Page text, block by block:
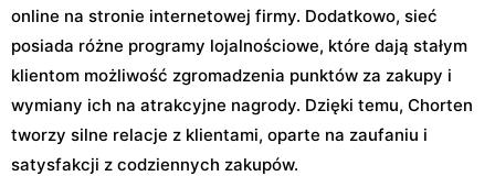
online na stronie internetowej firmy. Dodatkowo, sieć
posiada różne programy lojalnościowe, które dają stałym
klientom możliwość zgromadzenia punktów za zakupy i
wymiany ich na atrakcyjne nagrody. Dzięki temu, Chorten
tworzy silne relacje z klientami, oparte na zaufaniu i
satysfakcji z codziennych zakupów.